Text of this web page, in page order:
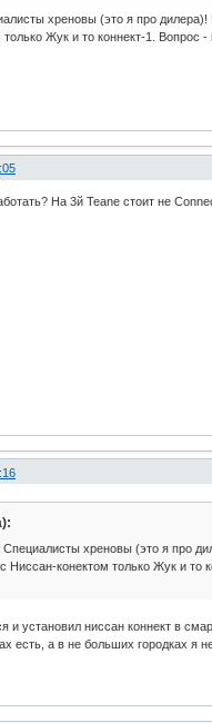
хреновы (это я про
Жук и то коннект-1. Вопрос
На 3й Teane стоит не
хреновы (это я про
Ниссан-конектом только Жук и то
и установил ниссан коннект в
есть, а в не больших городках я